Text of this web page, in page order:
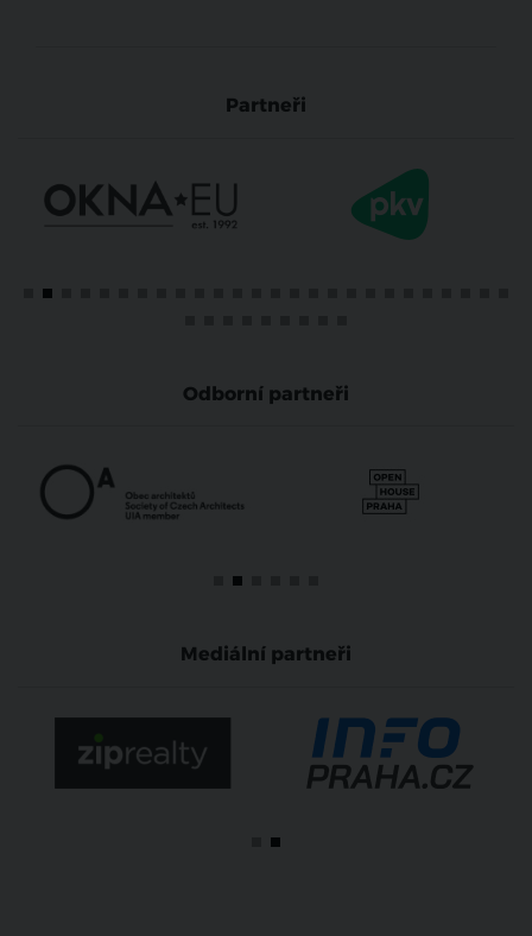
Partneři
Odborní partneři
Mediální partneři